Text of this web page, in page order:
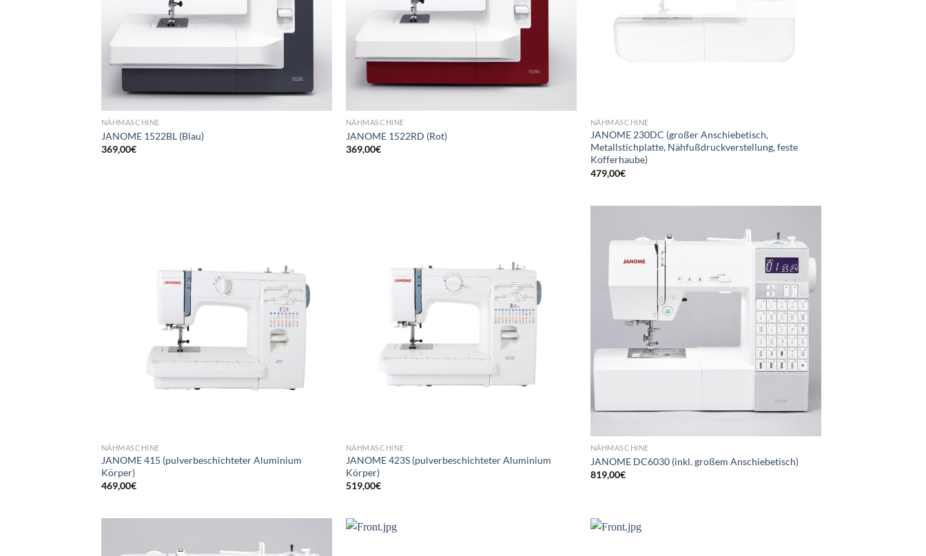
NÄHMASCHINE
JANOME 1522BL (Blau)
369,00€
NÄHMASCHINE
JANOME 1522RD (Rot)
369,00€
NÄHMASCHINE
JANOME 230DC (großer Anschiebetisch,
Metallstichplatte, Nähfußdruckverstellung, feste
Kofferhaube)
479,00€
NÄHMASCHINE
JANOME 415 (pulverbeschichteter Aluminium
Körper)
469,00€
NÄHMASCHINE
JANOME 423S (pulverbeschichteter Aluminium
Körper)
519,00€
NÄHMASCHINE
JANOME DC6030 (inkl. großem Anschiebetisch)
819,00€